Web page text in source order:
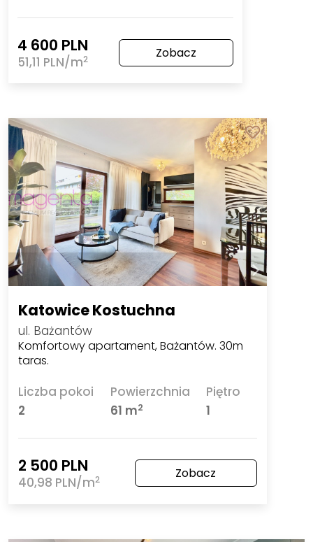
4 600 PLN
51,11 PLN/m2 Zobacz
Katowice Kostuchna
ul. Bażantów
Komfortowy apartament, Bażantów. 30m
taras.
Liczba pokoi
2
Powierzchnia
61 m2
Piętro
1
2 500 PLN
40,98 PLN/m2 Zobacz